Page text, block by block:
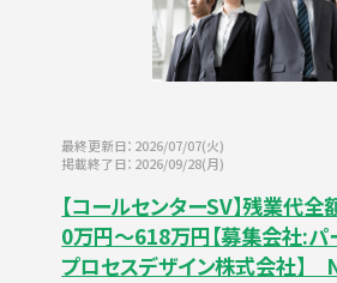
最終更新日：2026/07/07(火)
掲載終了日：2026/09/28(月)
【コールセンターSV】残業代
0万円～618万円【募集会社:パ
プロセスデザイン株式会社